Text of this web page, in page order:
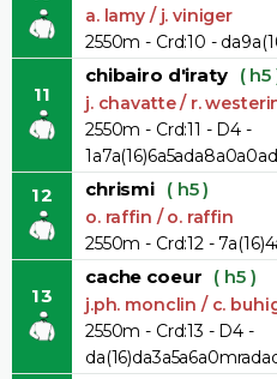
a. lamy / j. viniger
2550m - Crd:10 -
11
chibairo d'iraty ( h5
j. chavatte / r.
2550m - Crd:11 - D4 -
12 chrismi ( h5 )
o. raffin / o. raffin
2550m - Crd:12 -
13
cache coeur ( h5 )
j.ph. monclin / c.
2550m - Crd:13 - D4 -